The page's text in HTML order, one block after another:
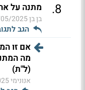
8
. מתנה על
בן בן2025 14:57
הגב
אם זו
מה
(ל"ת)
אנונימי